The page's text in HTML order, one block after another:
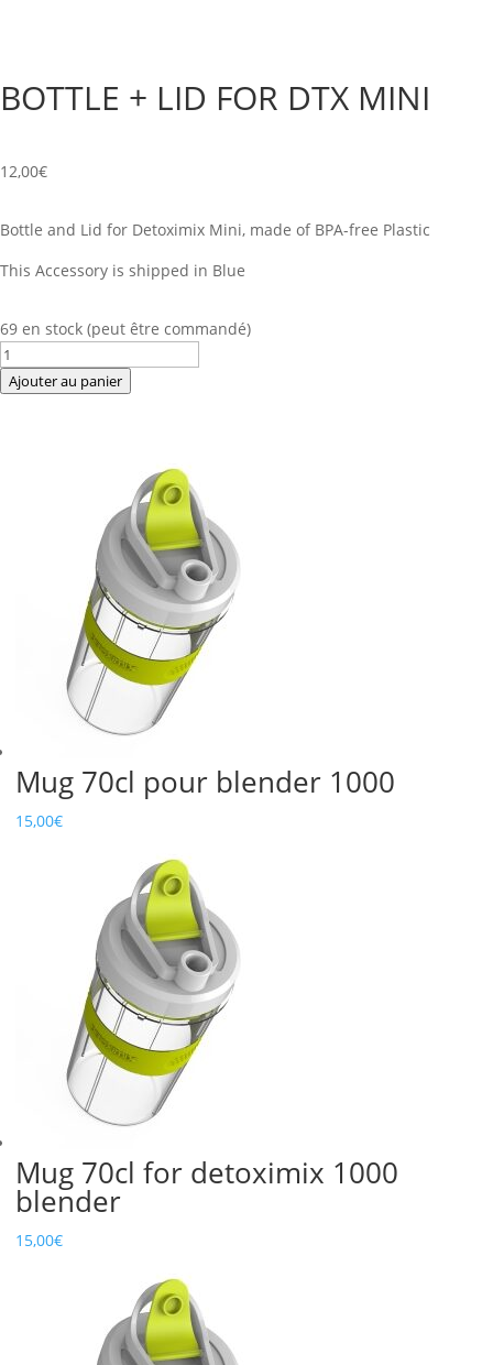
BOTTLE + LID FOR DTX MINI
12,00€
Bottle and Lid for Detoximix Mini, made of BPA-free Plastic
This Accessory is shipped in Blue
69 en stock (peut être commandé)
quantité
deAjouter au panier
Mug 70cl pour blender 1000
15,00€
Mug 70cl for detoximix 1000
blender
15,00€